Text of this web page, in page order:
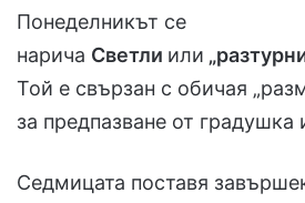
Понеделникът се
нарича Светли или
Той е свързан с обичая
за предпазване от градушка
Седмицата поставя